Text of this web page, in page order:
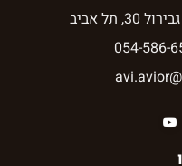
תל אביב